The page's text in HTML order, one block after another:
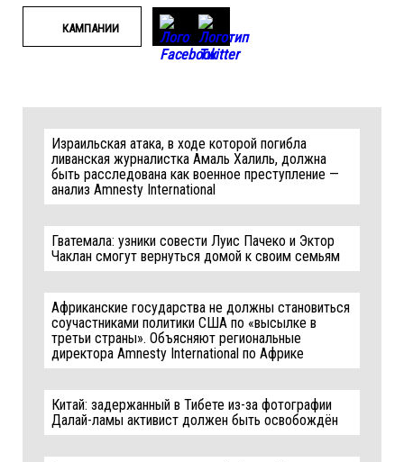
КАМПАНИИ
Израильская атака, в ходе которой погибла
ливанская журналистка Амаль Халиль, должна
быть расследована как военное преступление —
анализ Amnesty International
Гватемала: узники совести Луис Пачеко и Эктор
Чаклан смогут вернуться домой к своим семьям
Африканские государства не должны становиться
соучастниками политики США по «высылке в
третьи страны». Объясняют региональные
директора Amnesty International по Африке
Китай: задержанный в Тибете из-за фотографии
Далай-ламы активист должен быть освобождён